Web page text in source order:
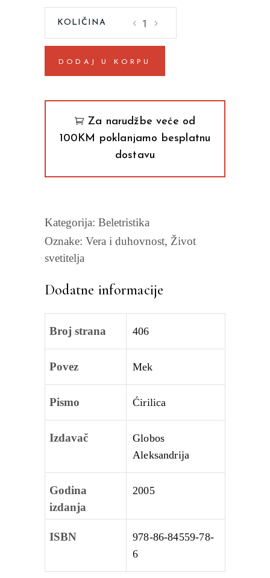
radost
Ljiljana
Đurović
quantity
DODAJ U KORPU
Za narudžbe veće od
100KM poklanjamo besplatnu
dostavu
Kategorija: Beletristika
Oznake: Vera i duhovnost, Život
svetitelja
Dodatne informacije
Broj strana 406
Povez Mek
Pismo Ćirilica
Izdavač
Globos
Aleksandrija
Godina
izdanja
2005
ISBN
978-86-84559-78-
6